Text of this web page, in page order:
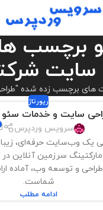
برچسب
سایت
های برچسب زده شده
رپورتاژ
سایت و خدمات سئو
سرویس وردپرس
یک وب‌سایت حرفه‌ای، زیبا
و توسعه وب، آماده
شماست.
ادامه مطلب